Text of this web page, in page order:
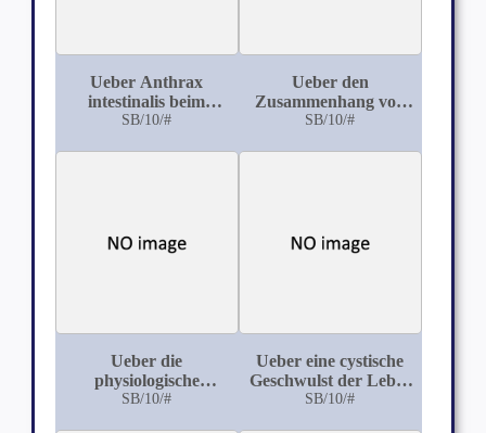
Ueber Anthrax
intestinalis beim
Menschen
SB/10/#
Ueber den
Zusammenhang von
Herzschwielen mit
SB/10/#
Ueber die
physiologische
Wirkung des Conessin
SB/10/#
Ueber eine cystische
Geschwulst der Leber
(Gallengangscystadenom)
SB/10/#